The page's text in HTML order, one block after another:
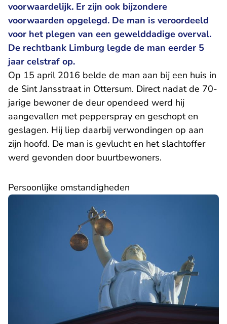
voorwaardelijk. Er zijn ook bijzondere
voorwaarden opgelegd. De man is veroordeeld
voor het plegen van een gewelddadige overval.
De rechtbank Limburg legde de man eerder 5
jaar celstraf op.
Op 15 april 2016 belde de man aan bij een huis in
de Sint Jansstraat in Ottersum. Direct nadat de 70-
jarige bewoner de deur opendeed werd hij
aangevallen met pepperspray en geschopt en
geslagen. Hij liep daarbij verwondingen op aan
zijn hoofd. De man is gevlucht en het slachtoffer
werd gevonden door buurtbewoners.
Persoonlijke omstandigheden